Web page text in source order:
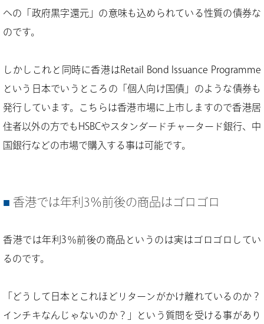
への「政府黒字還元」の意味も込められている性質の債券な
のです。
しかしこれと同時に香港はRetail Bond Issuance Programme
という日本でいうところの「個人向け国債」のような債券も
発行しています。こちらは香港市場に上市しますので香港居
住者以外の方でもHSBCやスタンダードチャータード銀行、中
国銀行などの市場で購入する事は可能です。
香港では年利3％前後の商品はゴロゴロ
香港では年利3％前後の商品というのは実はゴロゴロしてい
るのです。
「どうして日本とこれほどリターンがかけ離れているのか？
インチキなんじゃないのか？」という質問を受ける事があり